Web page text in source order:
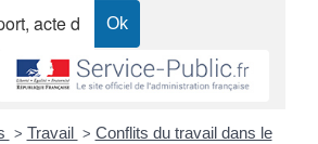
> Travail > Conflits du travail dans le